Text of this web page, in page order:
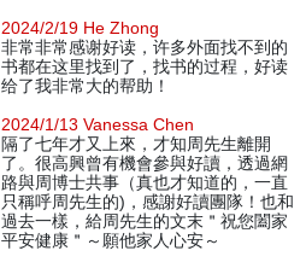
2024/2/19 He Zhong
非常非常感谢好读，许多外面找不到的
书都在这里找到了，找书的过程，好读
给了我非常大的帮助！
2024/1/13 Vanessa Chen
隔了七年才又上來，才知周先生離開
了。很高興曾有機會參與好讀，透過網
路與周博士共事（真也才知道的，一直
只稱呼周先生的)，感謝好讀團隊！也和
過去一樣，給周先生的文末＂祝您闔家
平安健康＂～願他家人心安～